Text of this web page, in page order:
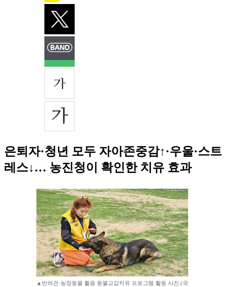
은퇴자·청년 모두 자아존중감↑·우울·스트
레스↓… 농진청이 확인한 치유 효과
▲반려견·농장동물 활용 동물교감치유 프로그램 활동 사진.(국